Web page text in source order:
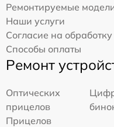
Ремонтируемые
Наши услуги
Согласие на
Способы оплаты
Ремонт
Оптических
прицелов
Прицелов